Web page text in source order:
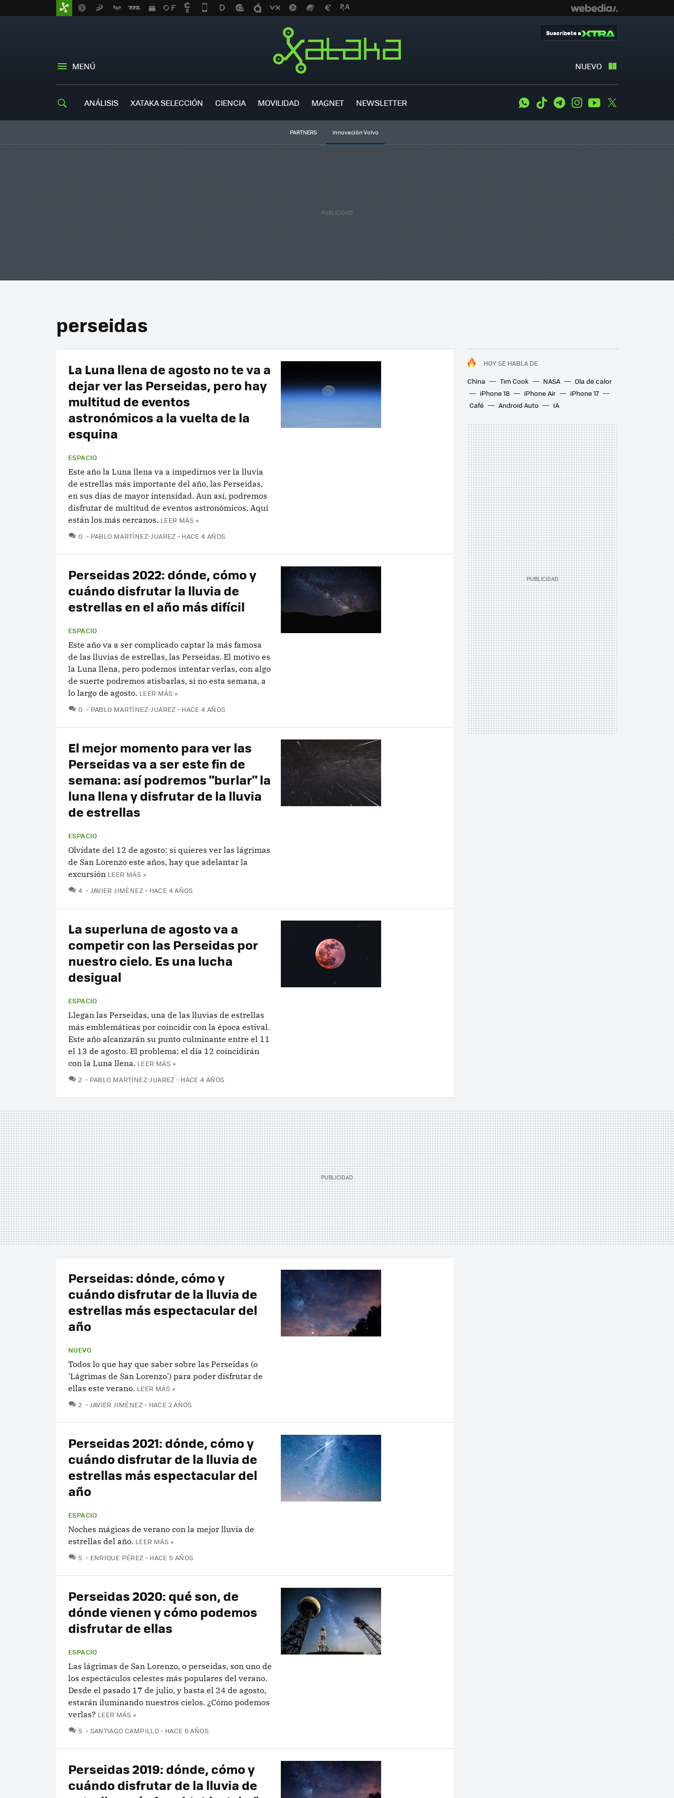
MENÚ NUEVO
Suscríbete a
ANÁLISIS XATAKA SELECCIÓN CIENCIA MOVILIDAD MAGNET NEWSLETTER WhatsApp
Tiktok TelegramInstagramYoutube
PARTNERS Innovación Volvo
perseidas
HOY SE HABLA DE
China
Tim Cook NASA
Ola de calor
iPhone 18
iPhone Air
iPhone 17
Café
Android Auto IA
La Luna llena de agosto no te va a
dejar ver las Perseidas, pero hay
multitud de eventos
astronómicos a la vuelta de la
esquina
ESPACIO
Este año la Luna llena va a impedirnos ver la lluvia
de estrellas más importante del año, las Perseidas,
en sus días de mayor intensidad. Aun así, podremos
disfrutar de multitud de eventos astronómicos. Aquí
están los más cercanos. LEER MÁS »
0 COMENTARIOS
PABLO MARTÍNEZ-JUAREZ HACE 4 AÑOS
Perseidas 2022: dónde, cómo y
cuándo disfrutar la lluvia de
estrellas en el año más difícil
ESPACIO
Este año va a ser complicado captar la más famosa
de las lluvias de estrellas, las Perseidas. El motivo es
la Luna llena, pero podemos intentar verlas, con algo
de suerte podremos atisbarlas, si no esta semana, a
lo largo de agosto. LEER MÁS »
0 COMENTARIOS
PABLO MARTÍNEZ-JUAREZ HACE 4 AÑOS
El mejor momento para ver las
Perseidas va a ser este fin de
semana: así podremos "burlar" la
luna llena y disfrutar de la lluvia
de estrellas
ESPACIO
Olvídate del 12 de agosto: si quieres ver las lágrimas
de San Lorenzo este años, hay que adelantar la
excursión LEER MÁS »
4 COMENTARIOS
JAVIER JIMÉNEZ HACE 4 AÑOS
La superluna de agosto va a
competir con las Perseidas por
nuestro cielo. Es una lucha
desigual
ESPACIO
Llegan las Perseidas, una de las lluvias de estrellas
más emblemáticas por coincidir con la época estival.
Este año alcanzarán su punto culminante entre el 11
el 13 de agosto. El problema: el día 12 coincidirán
con la Luna llena. LEER MÁS »
2 COMENTARIOS
PABLO MARTÍNEZ-JUAREZ HACE 4 AÑOS
Perseidas: dónde, cómo y
cuándo disfrutar de la lluvia de
estrellas más espectacular del
año
NUEVO
Todos lo que hay que saber sobre las Perseidas (o
'Lágrimas de San Lorenzo') para poder disfrutar de
ellas este verano. LEER MÁS »
2 COMENTARIOS
JAVIER JIMÉNEZ HACE 2 AÑOS
Perseidas 2021: dónde, cómo y
cuándo disfrutar de la lluvia de
estrellas más espectacular del
año
ESPACIO
Noches mágicas de verano con la mejor lluvia de
estrellas del año. LEER MÁS »
5 COMENTARIOS
ENRIQUE PÉREZ HACE 5 AÑOS
Perseidas 2020: qué son, de
dónde vienen y cómo podemos
disfrutar de ellas
ESPACIO
Las lágrimas de San Lorenzo, o perseidas, son uno de
los espectáculos celestes más populares del verano.
Desde el pasado 17 de julio, y hasta el 24 de agosto,
estarán iluminando nuestros cielos. ¿Cómo podemos
verlas? LEER MÁS »
5 COMENTARIOS
SANTIAGO CAMPILLO HACE 6 AÑOS
Perseidas 2019: dónde, cómo y
cuándo disfrutar de la lluvia de